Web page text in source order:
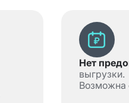
Нет
выгрузки.
Возможна